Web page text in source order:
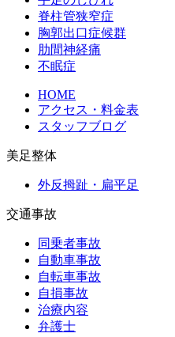
脊柱管狭窄症
胸郭出口症候群
肋間神経痛
不眠症
HOME
アクセス・料金表
スタッフブログ
美足整体
外反拇趾・扁平足
交通事故
同乗者事故
自動車事故
自転車事故
自損事故
治療内容
弁護士